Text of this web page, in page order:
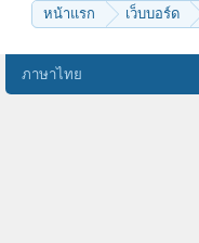
หน้าแรก เว็บบอร์ด
ภาษาไทย